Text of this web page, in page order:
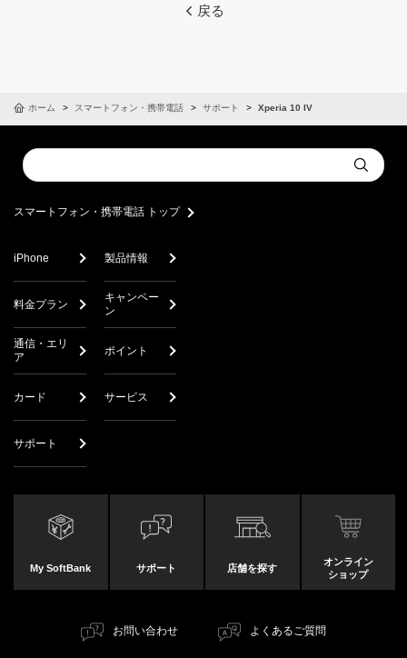
戻る
ホーム スマートフォン・携帯電話 サポート Xperia 10 IV
Conduct
a
Submit
スマートフォン・携帯電話 トップ
iPhone 製品情報
料金プラン
キャンペー
ン
通信・エリ
ア
ポイント
カード サービス
サポート
My SoftBank サポート 店舗を探す
オンライン
ショップ
お問い合わせ よくあるご質問